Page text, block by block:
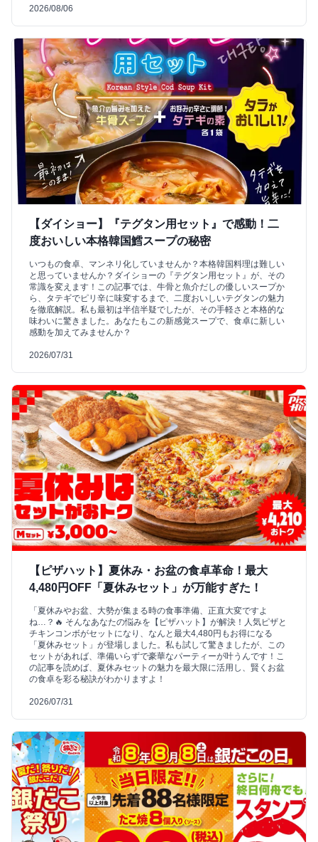
2026/08/06
【ダイショー】『テグタン用セット』で感動！二
度おいしい本格韓国鱈スープの秘密
いつもの食卓、マンネリ化していませんか？本格韓国料理は難しい
と思っていませんか？ダイショーの『テグタン用セット』が、その
常識を変えます！この記事では、牛骨と魚介だしの優しいスープか
ら、タテギでピリ辛に味変するまで、二度おいしいテグタンの魅力
を徹底解説。私も最初は半信半疑でしたが、その手軽さと本格的な
味わいに驚きました。あなたもこの新感覚スープで、食卓に新しい
感動を加えてみませんか？
2026/07/31
【ピザハット】夏休み・お盆の食卓革命！最大
4,480円OFF「夏休みセット」が万能すぎた！
「夏休みやお盆、大勢が集まる時の食事準備、正直大変ですよ
ね…？🔥 そんなあなたの悩みを【ピザハット】が解決！人気ピザと
チキンコンボがセットになり、なんと最大4,480円もお得になる
「夏休みセット」が登場しました。私も試して驚きましたが、この
セットがあれば、準備いらずで豪華なパーティーが叶うんです！こ
の記事を読めば、夏休みセットの魅力を最大限に活用し、賢くお盆
の食卓を彩る秘訣がわかりますよ！
2026/07/31